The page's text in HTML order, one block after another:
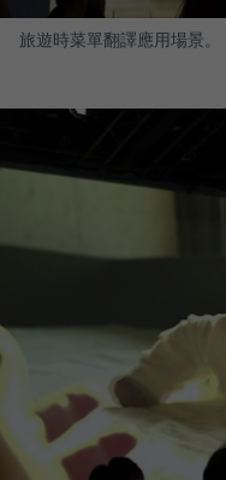
旅遊時菜單翻譯應用場景。